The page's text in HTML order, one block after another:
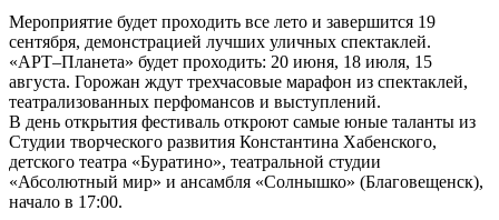
Мероприятие будет проходить все лето и завершится 19
сентября, демонстрацией лучших уличных спектаклей.
«АРТ–Планета» будет проходить: 20 июня, 18 июля, 15
августа. Горожан ждут трехчасовые марафон из спектаклей,
театрализованных перфомансов и выступлений.
В день открытия фестиваль откроют самые юные таланты из
Студии творческого развития Константина Хабенского,
детского театра «Буратино», театральной студии
«Абсолютный мир» и ансамбля «Солнышко» (Благовещенск),
начало в 17:00.